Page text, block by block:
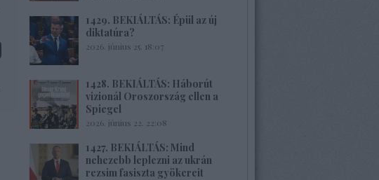
1429. BEKIÁLTÁS: Épül az új
diktatúra?
2026. június 25. 18:07
1428. BEKIÁLTÁS: Háborút
vizionál Oroszország ellen a
Spiegel
2026. június 22. 22:08
1427. BEKIÁLTÁS: Mind
nehezebb leplezni az ukrán
rezsim fasiszta gyökereit